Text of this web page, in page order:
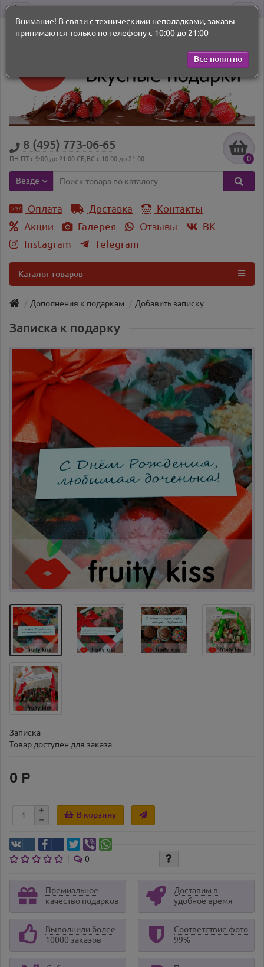
8 (495) 773-06-65
ПН-ПТ с 9:00 до 21:00 СБ,ВС с 10.00 до 21.00 0
Везде
Оплата Доставка
Контакты
Акции
Галерея Отзывы
ВK
Instagram
Telegram
Каталог товаров
Дополнения к подаркам Добавить записку
Записка к подарку
Записка
Товар доступен для заказа
0 Р
В корзину
0
Премиальное
качество подарков
Доставим в
удобное время
Выполнили более
10000 заказов
Соответствие фото
99%
Внимание! В связи с техническими неполадками, заказы
принимаются только по телефону с 10:00 до 21:00
Всё понятно